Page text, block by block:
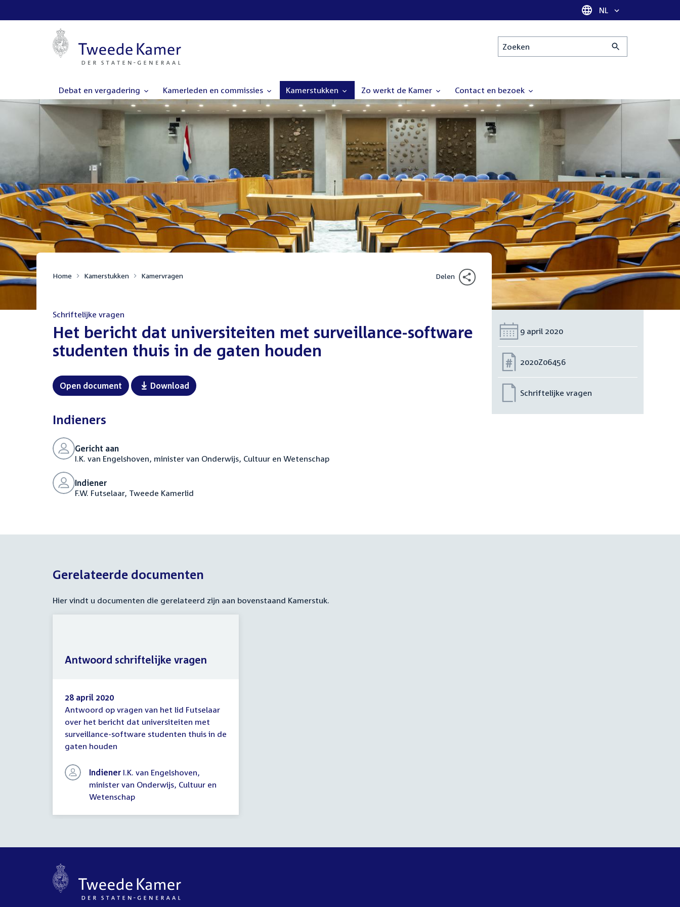
Taal selectie
NL
Zoeken
Debat en vergadering Kamerleden en commissies Kamerstukken Zo werkt de Kamer Contact en bezoek
Home Kamerstukken Kamervragen Delen
Schriftelijke vragen
:Het bericht dat universiteiten met surveillance-software
studenten thuis in de gaten houden
Open document Download
Indieners
Gericht aan
I.K. van Engelshoven, minister van Onderwijs, Cultuur en Wetenschap
Indiener
F.W. Futselaar, Tweede Kamerlid
Datum:
9 april 2020
Nummer:
2020Z06456
Schriftelijke vragen
Gerelateerde documenten
Hier vindt u documenten die gerelateerd zijn aan bovenstaand Kamerstuk.
Antwoord
schriftelijke
vragen
28 april 2020
Antwoord op vragen van het lid Futselaar
over het bericht dat universiteiten met
surveillance-software studenten thuis in de
gaten houden
Indiener I.K. van Engelshoven,
minister van Onderwijs, Cultuur en
Wetenschap
Antwoord schriftelijke vragen